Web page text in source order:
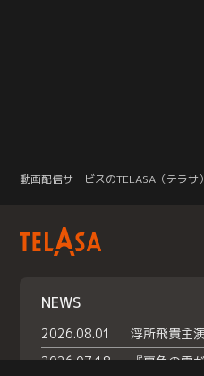
動画配信サービスのTELASA（テラサ）
NEWS
2026.08.01
2026.07.18